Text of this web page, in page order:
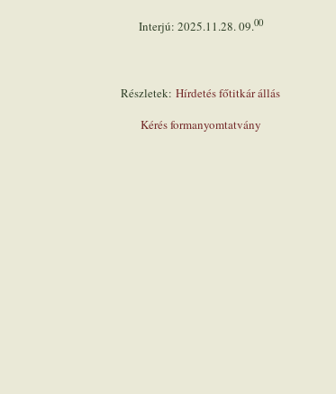
Interjú: 2025.11.28. 09.00
Részletek: Hírdetés főtitkár állás
Kérés formanyomtatvány